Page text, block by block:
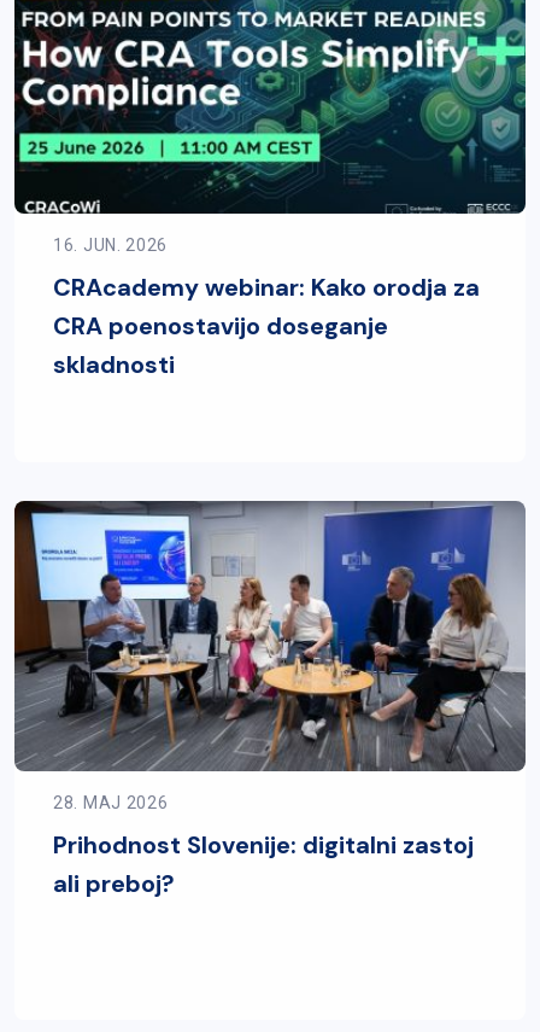
16. JUN. 2026
CRAcademy webinar: Kako orodja za
CRA poenostavijo doseganje
skladnosti
28. MAJ 2026
Prihodnost Slovenije: digitalni zastoj
ali preboj?